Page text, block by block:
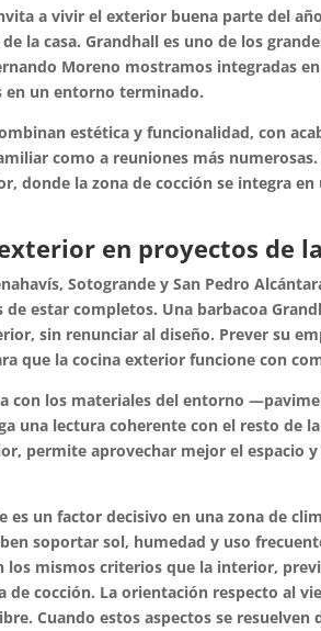
a vivir el exterior buena parte del
la casa. Grandhall es uno de los
Moreno mostramos integradas
en un entorno terminado.
estética y funcionalidad, con
como a reuniones más
donde la zona de cocción se integra
en proyectos de
Sotogrande y San Pedro
de estar completos. Una barbacoa
sin renunciar al diseño. Prever su
que la cocina exterior funcione con
con los materiales del entorno
una lectura coherente con el resto de
permite aprovechar mejor el espacio
es un factor decisivo en una zona de
soportar sol, humedad y uso
los mismos criterios que la interior,
de cocción. La orientación respecto al
Cuando estos aspectos se